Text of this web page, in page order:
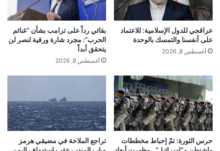
عراقجي للدول الإسلامية: للاعتماد
على أنفسنا والتمسك بالوحدة
أغسطس 8, 2026
بقائي رداً على ترامب بشأن “غنائم
الحرب”: مجرد شارة ورقية لنصر لن
يتحقق أبداً
أغسطس 8, 2026
حرس الثورة: تمّ إحباط مخططات
تراجع الملاحة في مضيقي هرمز